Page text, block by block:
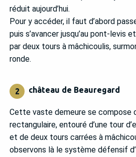
réduit aujourd’hui.
Pour y accéder, il faut d’abord
puis s’avancer jusqu’au pont-levis
par deux tours à mâchicoulis,
ronde.
2 château de Beauregard
Cette vaste demeure se compose
rectangulaire, entouré d’une tour
et de deux tours carrées à
observons là le système défensif